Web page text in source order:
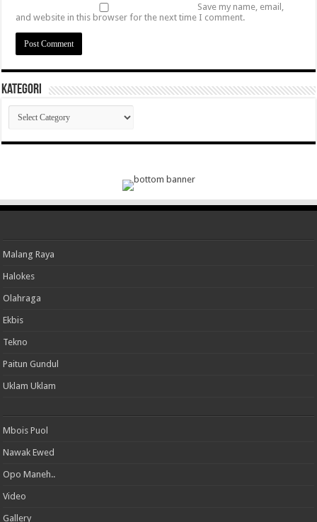
Save my name, email,
and website in this browser for the next time I comment.
Kategori
Kategori
Malang Raya
Halokes
Olahraga
Ekbis
Tekno
Paitun Gundul
Uklam Uklam
Mbois Puol
Nawak Ewed
Opo Maneh..
Video
Gallery